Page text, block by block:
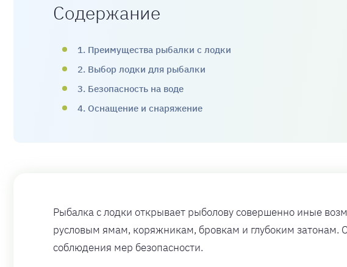
Содержание
1. Преимущества рыбалки с лодки
2. Выбор лодки для рыбалки
3. Безопасность на воде
4. Оснащение и снаряжение
Рыбалка с лодки открывает рыболову совершенно иные
русловым ямам, коряжникам, бровкам и глубоким затонам.
соблюдения мер безопасности.